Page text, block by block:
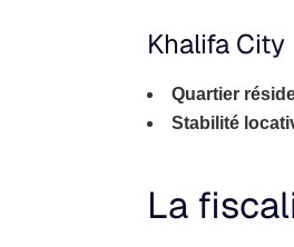
Khalifa City
Quartier
Stabilité
La